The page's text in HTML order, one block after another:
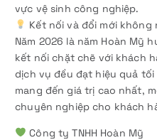
vực vệ sinh công nghiệp.
Kết nối và đổi mới không
Năm 2026 là năm Hoàn Mỹ
kết nối chặt chẽ với khách
dịch vụ đều đạt hiệu quả
mang đến giá trị cao nhất,
chuyên nghiệp cho khách
Công ty TNHH Hoàn Mỹ